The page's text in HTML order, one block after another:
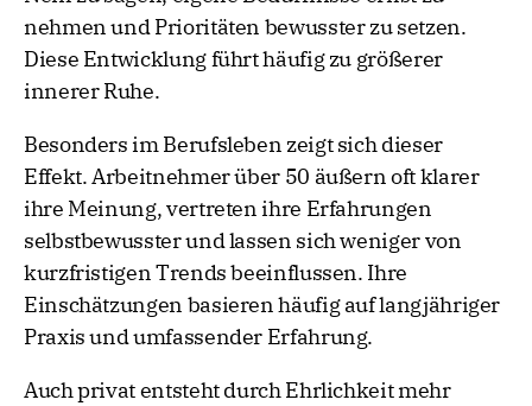
nehmen und Prioritäten bewusster zu setzen.
Diese Entwicklung führt häufig zu größerer
innerer Ruhe.
Besonders im Berufsleben zeigt sich dieser
Effekt. Arbeitnehmer über 50 äußern oft klarer
ihre Meinung, vertreten ihre Erfahrungen
selbstbewusster und lassen sich weniger von
kurzfristigen Trends beeinflussen. Ihre
Einschätzungen basieren häufig auf langjähriger
Praxis und umfassender Erfahrung.
Auch privat entsteht durch Ehrlichkeit mehr